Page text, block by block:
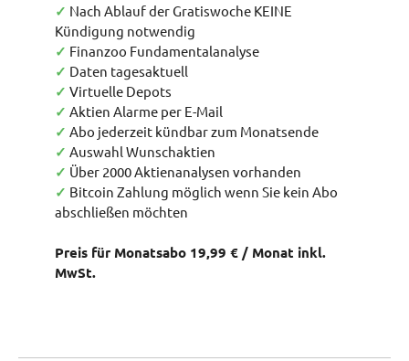
✓ Nach Ablauf der Gratiswoche KEINE
Kündigung notwendig
✓ Finanzoo Fundamentalanalyse
✓ Daten tagesaktuell
✓ Virtuelle Depots
✓ Aktien Alarme per E-Mail
✓ Abo jederzeit kündbar zum Monatsende
✓ Auswahl Wunschaktien
✓ Über 2000 Aktienanalysen vorhanden
✓ Bitcoin Zahlung möglich wenn Sie kein Abo
abschließen möchten
Preis für Monatsabo 19,99 € / Monat inkl.
MwSt.